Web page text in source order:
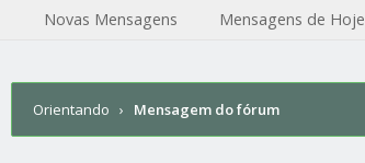
Novas Mensagens Mensagens de Hoje
Orientando › Mensagem do fórum